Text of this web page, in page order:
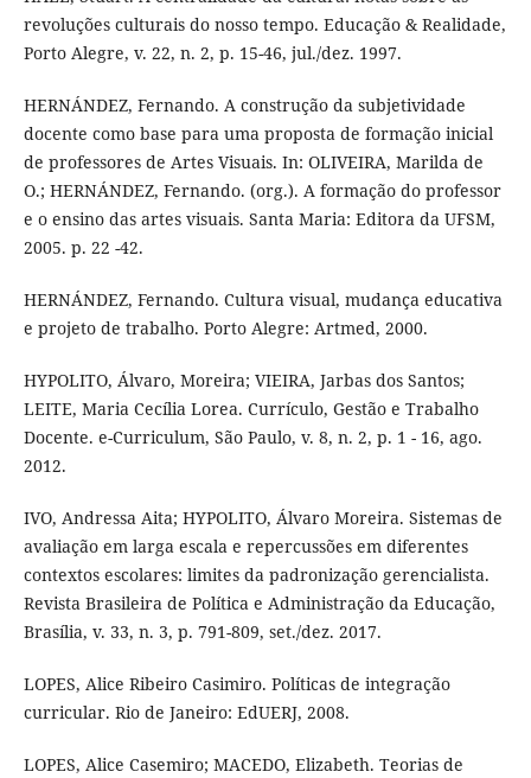
revoluções culturais do nosso tempo. Educação & Realidade,
Porto Alegre, v. 22, n. 2, p. 15-46, jul./dez. 1997.
HERNÁNDEZ, Fernando. A construção da subjetividade
docente como base para uma proposta de formação inicial
de professores de Artes Visuais. In: OLIVEIRA, Marilda de
O.; HERNÁNDEZ, Fernando. (org.). A formação do professor
e o ensino das artes visuais. Santa Maria: Editora da UFSM,
2005. p. 22 -42.
HERNÁNDEZ, Fernando. Cultura visual, mudança educativa
e projeto de trabalho. Porto Alegre: Artmed, 2000.
HYPOLITO, Álvaro, Moreira; VIEIRA, Jarbas dos Santos;
LEITE, Maria Cecília Lorea. Currículo, Gestão e Trabalho
Docente. e-Curriculum, São Paulo, v. 8, n. 2, p. 1 - 16, ago.
2012.
IVO, Andressa Aita; HYPOLITO, Álvaro Moreira. Sistemas de
avaliação em larga escala e repercussões em diferentes
contextos escolares: limites da padronização gerencialista.
Revista Brasileira de Política e Administração da Educação,
Brasília, v. 33, n. 3, p. 791-809, set./dez. 2017.
LOPES, Alice Ribeiro Casimiro. Políticas de integração
curricular. Rio de Janeiro: EdUERJ, 2008.
LOPES, Alice Casemiro; MACEDO, Elizabeth. Teorias de